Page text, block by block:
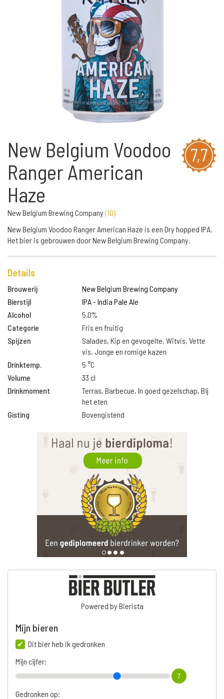
7,7
New Belgium Voodoo
Ranger American
Haze
New Belgium Brewing Company(10)
New Belgium Voodoo Ranger American Haze is een Dry hopped IPA.
Het bier is gebrouwen door New Belgium Brewing Company.
Details
Brouwerij
New Belgium Brewing Company
Bierstijl
IPA - India Pale Ale
Alcohol
5.0%
Categorie
Fris en fruitig
Spijzen
Salades, Kip en gevogelte, Witvis, Vette
vis, Jonge en romige kazen
Drinktemp.
5 °C
Volume
33 cl
Drinkmoment
Terras, Barbecue, In goed gezelschap, Bij
het eten
Gisting
Bovengistend
Powered by Bierista
Mijn bieren
Dit bier heb ik gedronken
Mijn cijfer:
7
Gedronken op: